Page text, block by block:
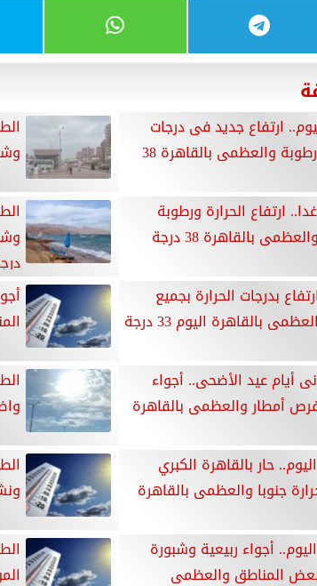
ارتفاع جديد فى درجات
والعظمى بالقاهرة 38
ارتفاع الحرارة ورطوبة
بالقاهرة 38 درجة
بدرجات الحرارة بجميع
بالقاهرة اليوم 33 درجة
أيام عيد الأضحى.. أجواء
أمطار والعظمى بالقاهرة
حار بالقاهرة الكبري
جنوبا والعظمى بالقاهرة
أجواء ربيعية وشبورة
المناطق والعظمى